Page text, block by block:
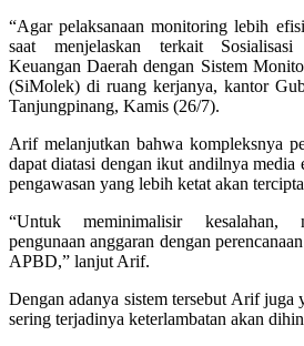
“Agar pelaksanaan monitoring lebih
saat menjelaskan terkait Sosialisasi
Keuangan Daerah dengan Sistem
(SiMolek) di ruang kerjanya, kantor
Tanjungpinang, Kamis (26/7).
Arif melanjutkan bahwa kompleksnya
dapat diatasi dengan ikut andilnya
pengawasan yang lebih ketat akan
“Untuk meminimalisir kesalahan,
pengunaan anggaran dengan
APBD,” lanjut Arif.
Dengan adanya sistem tersebut Arif juga
sering terjadinya keterlambatan akan